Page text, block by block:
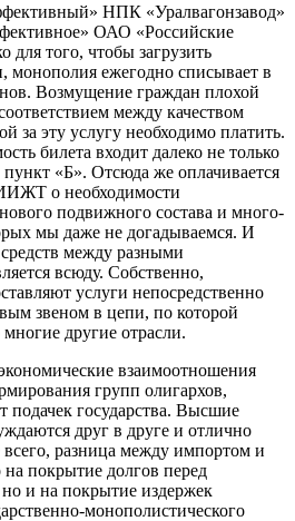
НПК «Уралвагонзавод»
ОАО «Российские
для того, чтобы загрузить
монополия ежегодно списывает в
Возмущение граждан плохой
между качеством
за эту услугу необходимо платить.
билета входит далеко не только
«Б». Отсюда же оплачивается
о необходимости
подвижного состава и много-
мы даже не догадываемся. И
между разными
всюду. Собственно,
услуги непосредственно
звеном в цепи, по которой
многие другие отрасли.
взаимоотношения
групп олигархов,
подачек государства. Высшие
друг в друге и отлично
разница между импортом и
на покрытие долгов перед
и на покрытие издержек
монополистического